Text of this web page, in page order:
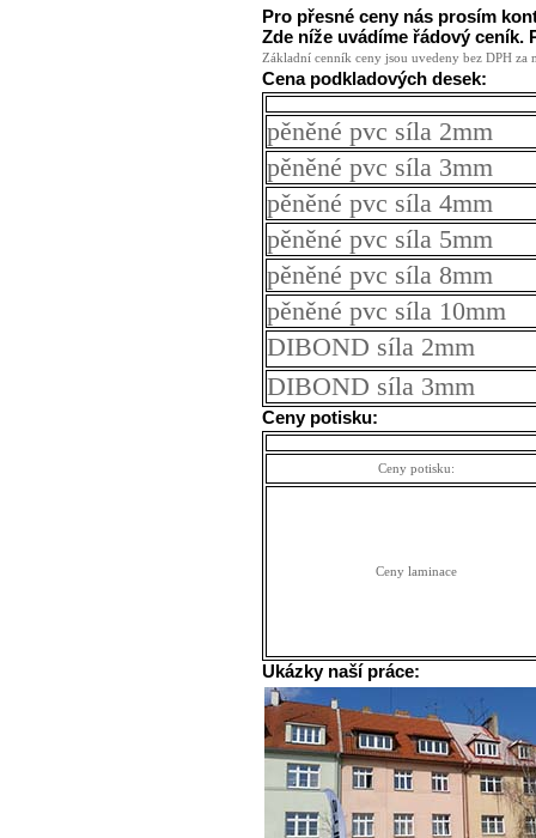
Pro přesné ceny nás prosím
Zde níže uvádíme řádový ceník.
Základní cenník ceny jsou uvedeny bez DPH za
Cena podkladových desek:
pěněné pvc síla 2mm
pěněné pvc síla 3mm
pěněné pvc síla 4mm
pěněné pvc síla 5mm
pěněné pvc síla 8mm
pěněné pvc síla 10mm
DIBOND síla 2mm
DIBOND síla 3mm
Ceny potisku:
Ceny potisku:
Ceny laminace
Ukázky naší práce: